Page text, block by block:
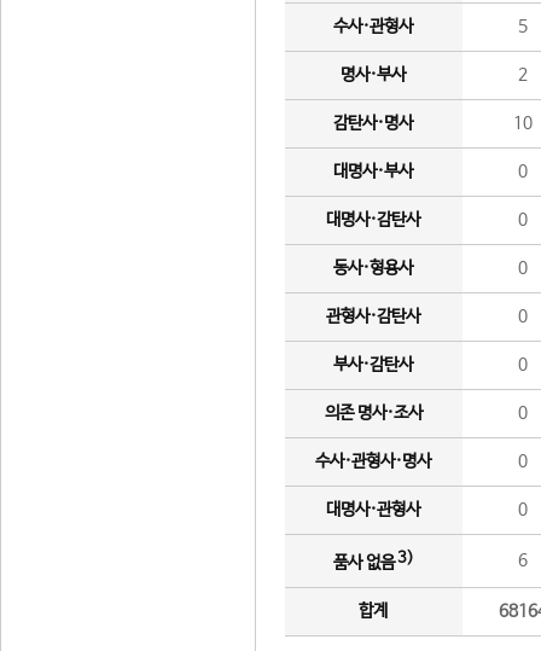
수사·관형사 5
명사·부사 2
감탄사·명사 10
대명사·부사 0
대명사·감탄사 0
동사·형용사 0
관형사·감탄사 0
부사·감탄사 0
의존 명사·조사 0
수사·관형사·명사 0
대명사·관형사 0
품사 없음3) 6
합계